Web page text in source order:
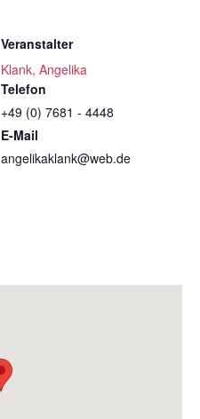
Veranstalter
Klank, Angelika
Telefon
+49 (0) 7681 - 4448
E-Mail
angelikaklank@web.de